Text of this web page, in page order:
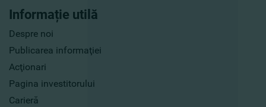
Informație utilă
Despre noi
Publicarea informaţiei
Acţionari
Pagina investitorului
Carieră